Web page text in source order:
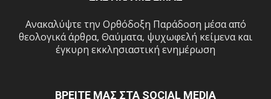
Ανακαλύψτε την Ορθόδοξη Παράδοση μέσα από
θεολογικά άρθρα, Θαύματα, ψυχωφελή κείμενα και
έγκυρη εκκλησιαστική ενημέρωση
ΒΡΕΙΤΕ ΜΑΣ ΣΤΑ SOCIAL MEDIA